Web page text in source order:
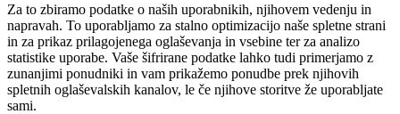
Za to zbiramo podatke o naših uporabnikih, njihovem vedenju in
napravah. To uporabljamo za stalno optimizacijo naše spletne strani
in za prikaz prilagojenega oglaševanja in vsebine ter za analizo
statistike uporabe. Vaše šifrirane podatke lahko tudi primerjamo z
zunanjimi ponudniki in vam prikažemo ponudbe prek njihovih
spletnih oglaševalskih kanalov, le če njihove storitve že uporabljate
sami.